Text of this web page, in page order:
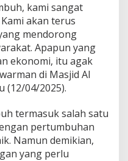
kami sangat
akan terus
mendorong
Apapun yang
ekonomi, itu agak
di Masjid Al
(12/04/2025).
termasuk salah satu
pertumbuhan
Namun demikian,
yang perlu